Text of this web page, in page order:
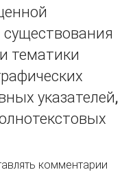
тематики
указателей,
в ГПНТБ СО РАН:
комментарии